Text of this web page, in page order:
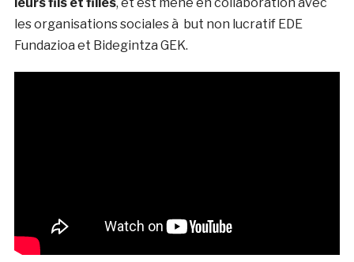
les organisations sociales à but non lucratif EDE
Fundazioa et Bidegintza GEK.